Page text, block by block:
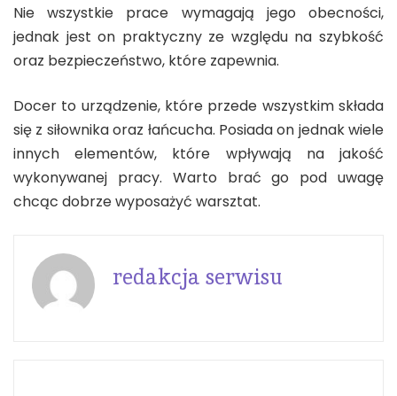
Nie wszystkie prace wymagają jego obecności,
jednak jest on praktyczny ze względu na szybkość
oraz bezpieczeństwo, które zapewnia.
Docer to urządzenie, które przede wszystkim składa
się z siłownika oraz łańcucha. Posiada on jednak wiele
innych elementów, które wpływają na jakość
wykonywanej pracy. Warto brać go pod uwagę
chcąc dobrze wyposażyć warsztat.
redakcja serwisu